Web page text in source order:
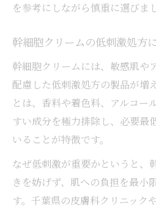
を参考にしながら慎重に選びま
幹細胞クリームの低刺激処方
幹細胞クリームには、敏感肌や
配慮した低刺激処方の製品が増
とは、香料や着色料、アルコー
すい成分を極力排除し、必要最
いることが特徴です。
なぜ低刺激が重要かというと、
きを妨げず、肌への負担を最小
す。千葉県の皮膚科クリニック